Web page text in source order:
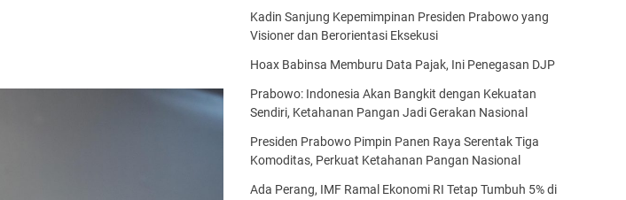
Kadin Sanjung Kepemimpinan Presiden Prabowo yang
Visioner dan Berorientasi Eksekusi
Hoax Babinsa Memburu Data Pajak, Ini Penegasan DJP
Prabowo: Indonesia Akan Bangkit dengan Kekuatan
Sendiri, Ketahanan Pangan Jadi Gerakan Nasional
Presiden Prabowo Pimpin Panen Raya Serentak Tiga
Komoditas, Perkuat Ketahanan Pangan Nasional
Ada Perang, IMF Ramal Ekonomi RI Tetap Tumbuh 5% di